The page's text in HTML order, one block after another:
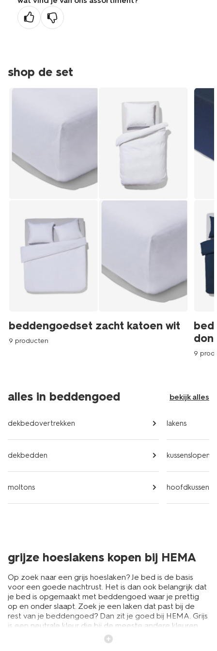
shop de set
beddengoedset zacht katoen wit
9 producten
9
alles in beddengoed bekijk alles
dekbedovertrekken
dekbedden
moltons
lakens
kussenslopen
hoofdkussens
grijze hoeslakens kopen bij HEMA
Op zoek naar een grijs hoeslaken? Je bed is de basis
voor een goede nachtrust. Het is dan ook belangrijk dat
je bed is opgemaakt met beddengoed waar je prettig
op en onder slaapt. Zoek je een laken dat past bij de
rest van je beddengoed? Dan zit je goed bij HEMA. Grijs
is een neutrale kleur die bij de meeste andere kleuren
past. Kies je voor een hoeslaken in het grijs? Bekijk dan
alle tinten eens op hema.nl of in de winkel. Van